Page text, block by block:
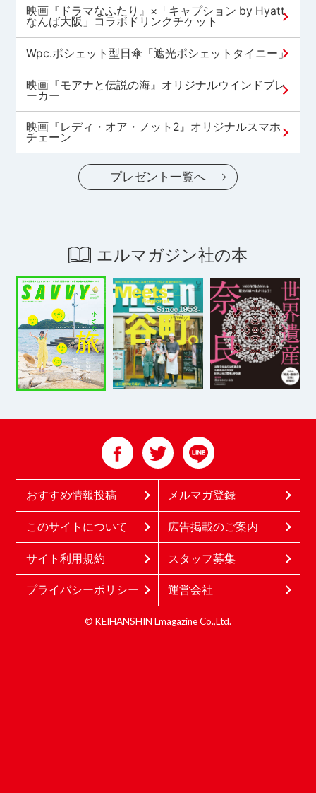
映画『ドラマなふたり』×「キャプション by Hyatt
なんば大阪」コラボドリンクチケット
Wpc.ポシェット型日傘「遮光ポシェットタイニー」
映画『モアナと伝説の海』オリジナルウインドブレ
ーカー
映画『レディ・オア・ノット2』オリジナルスマホ
チェーン
プレゼント一覧へ
エルマガジン社の本
おすすめ情報投稿 メルマガ登録
このサイトについて 広告掲載のご案内
サイト利用規約 スタッフ募集
プライバシーポリシー 運営会社
© KEIHANSHIN Lmagazine Co.,Ltd.